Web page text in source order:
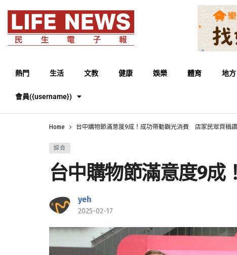
熱門 生活 文教 健康 娛樂 體育 地方
會員({username})
Home 台中購物節滿意度9成！成功帶動觀光消費 店家民眾齊稱讚
綜合
台中購物節滿意度9
yeh
2025-02-17